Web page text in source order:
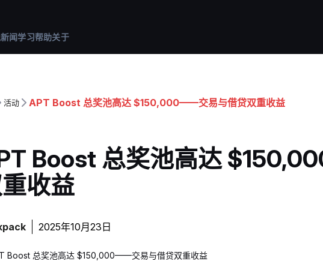
新闻学习帮助关于
活动 APT Boost 总奖池高达 $150,000——交易与借贷双重收益
Boost 总奖池高达
收益
2025年10月23日